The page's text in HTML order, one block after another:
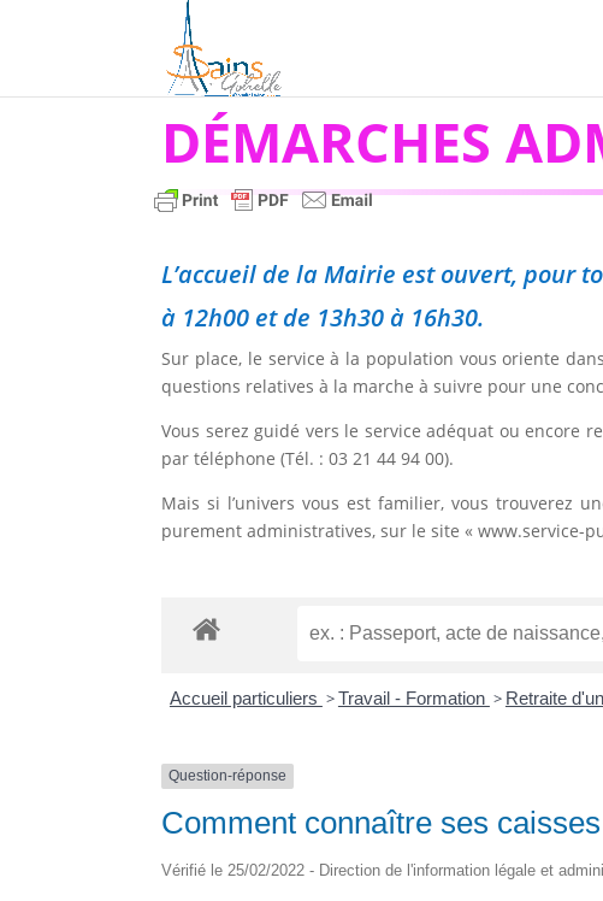
DÉMARCHES
L’accueil de la Mairie est ouvert, pour
à 12h00 et de 13h30 à 16h30.
Sur place, le service à la population vous oriente
questions relatives à la marche à suivre pour une
Vous serez guidé vers le service adéquat ou encore
par téléphone (Tél. : 03 21 44 94 00).
Mais si l’univers vous est familier, vous trouverez
purement administratives, sur le site « www.service-
Accueil particuliers >Travail - Formation > Retraite
Question-réponse
Comment connaître ses
Vérifié le 25/02/2022 - Direction de l'information légale et